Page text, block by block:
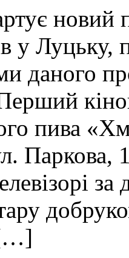
новий
у Луцьку,
даного
пива
[…]